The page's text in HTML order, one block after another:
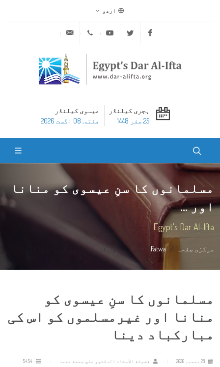
اردو
Facebook
Twitter
Youtube
ہجری کیلنڈر
25 صفر 1448
عیسوی کیلنڈر
هفته, 08 اگست 2026
مسلمانوں کا سنِ عیسوی کو منانا
اور ...
Egypt's Dar Al-Ifta
مرکزی صفحہ Fatwa مسلمانوں کا سنِ عیسوی کو منانا اور ...
مسلمانوں کا سنِ عیسوی کو
منانا اور غیرمسلموں کو اس کی
مبارکباد دینا
فضيلة الأستاذ الدكتور علي جمعة محمد